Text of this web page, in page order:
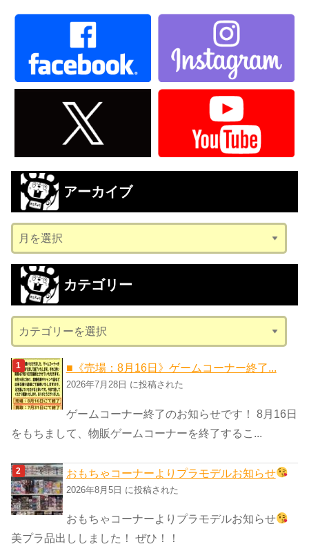
アーカイブ
ー
カ
ブ
カテゴリー
テ
ゴ
リ
ー
■《売場：8月16日》ゲームコーナー終了...
2026年7月28日 に投稿された
ゲームコーナー終了のお知らせです！ 8月16日
をもちまして、物販ゲームコーナーを終了するこ...
おもちゃコーナーよりプラモデルお知らせ
2026年8月5日 に投稿された
おもちゃコーナーよりプラモデルお知らせ
美プラ品出ししました！ ぜひ！！